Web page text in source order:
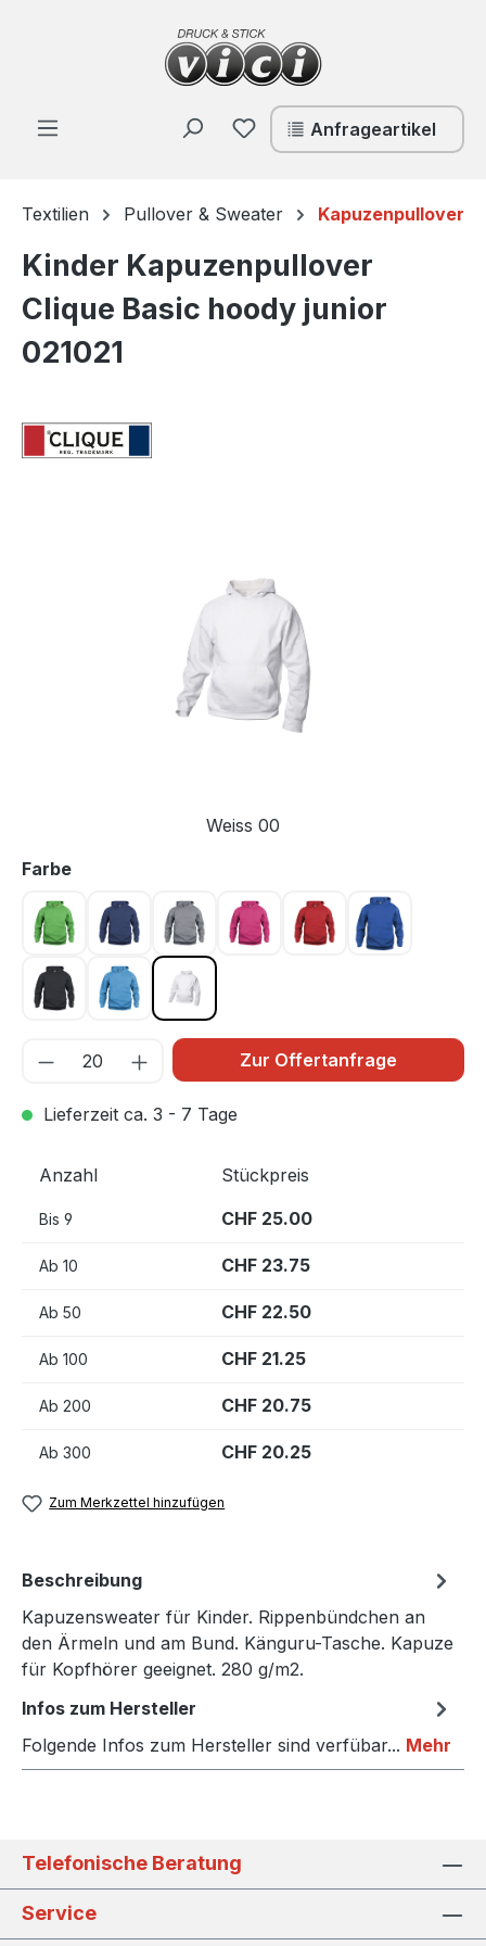
Zum Hauptinhalt springen
Du hast 0 Produkte auf
Anfrageartikel
Textilien Pullover & Sweater Kapuzenpullover
Kinder Kapuzenpullover
Clique Basic hoody junior
021021
Weiss 00
Farbeauswählen
Apfelgrün 605Dunkel Marine 580
Graumeliert 95
Kirsche 300Rot 35 Royal Blau
Schwarz 99Türkis 54Weiss 00
Zur Offertanfrage
Lieferzeit ca. 3 - 7 Tage
Anzahl Stückpreis
Bis 9 CHF 25.00
Ab 10 CHF 23.75
Ab 50 CHF 22.50
Ab 100 CHF 21.25
Ab 200 CHF 20.75
Ab 300 CHF 20.25
Zum Merkzettel hinzufügen
Beschreibung
Kapuzensweater für Kinder. Rippenbündchen an
den Ärmeln und am Bund. Känguru-Tasche. Kapuze
für Kopfhörer geeignet. 280 g/m2.
Infos zum Hersteller
Folgende Infos zum Hersteller sind verfübar... Mehr
Telefonische Beratung
Service